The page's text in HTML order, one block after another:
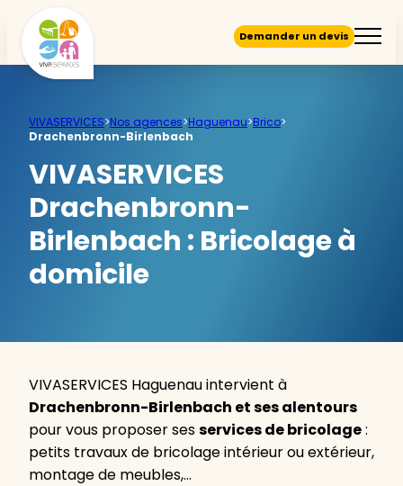
Demander un devis
VIVASERVICES>Nos agences>Haguenau>Brico>
Drachenbronn-Birlenbach
VIVASERVICES
Drachenbronn-
Birlenbach : Bricolage à
domicile
VIVASERVICES Haguenau intervient à
Drachenbronn-Birlenbach et ses alentours
pour vous proposer sesservices de bricolage:
petits travaux de bricolage intérieur ou extérieur,
montage de meubles,…